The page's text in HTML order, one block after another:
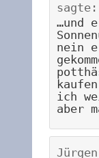
sagte:
…und
nein
ich
aber
Jürgen